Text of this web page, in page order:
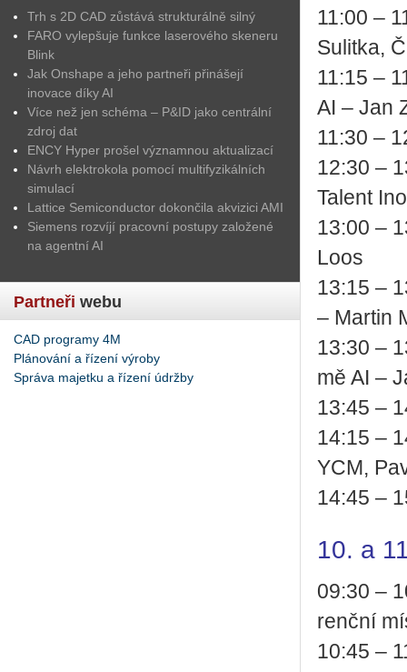
Trh s 2D CAD zůstává strukturálně silný
FARO vylepšuje funkce laserového skeneru
Blink
Jak Onshape a jeho partneři přinášejí
inovace díky AI
Více než jen schéma – P&ID jako centrální
zdroj dat
ENCY Hyper prošel významnou aktualizací
Návrh elektrokola pomocí multifyzikálních
simulací
Lattice Semiconductor dokončila akvizici AMI
Siemens rozvíjí pracovní postupy založené
na agentní AI
Partneři webu
CAD programy 4M
Plánování a řízení výroby
Správa majetku a řízení údržby
11:00 –
Su­lit­ka,
11:15 –
AI – Jan
11:30 –
12:30 –
Ta­lent
13:00 –
Loos
13:15 –
– Mar­tin
13:30 –
mě AI –
13:45 –
14:15 –
YCM,
14:45 –
10. a
09:30 –
renč­ní
10:45 –